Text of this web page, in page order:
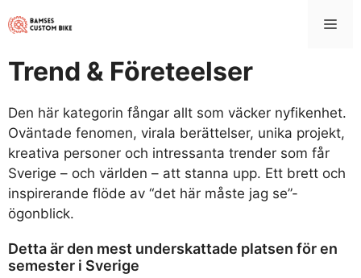
till
Trend & Företeelser
Den här kategorin fångar allt som väcker nyfikenhet.
Oväntade fenomen, virala berättelser, unika projekt,
kreativa personer och intressanta trender som får
Sverige – och världen – att stanna upp. Ett brett och
inspirerande flöde av “det här måste jag se”-
ögonblick.
Detta är den mest underskattade platsen för en
semester i Sverige